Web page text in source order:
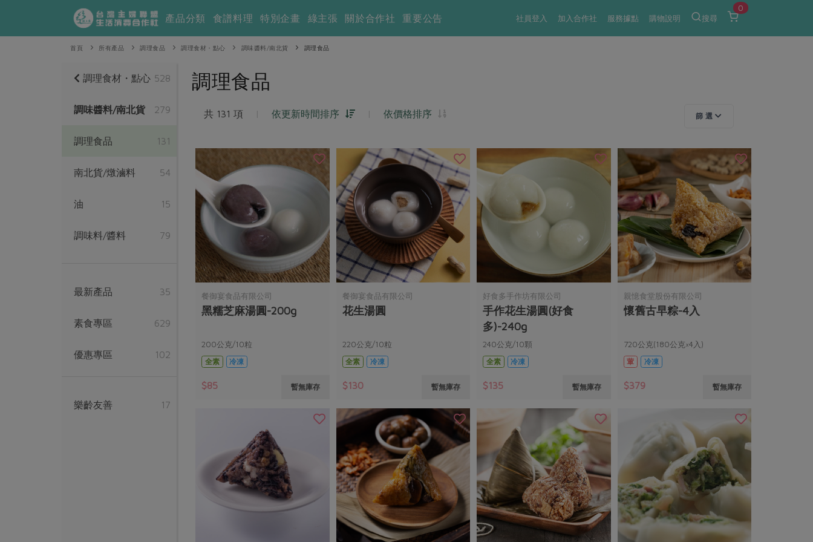
社員登入 加入合作社 服務據點 購物說明 搜尋
0
產品分類 食譜料理 特別企畫 綠主張 關於合作社 重要公告
首頁 所有產品 調理食品 調理食材・點心 調味醬料/南北貨 調理食品
調理食品
共 131 項 | 依更新時間排序 | 依價格排序 篩 選
餐御宴食品有限公司
黑糯芝麻湯圓-200g
200公克/10粒
全素
冷凍
$85 暫無庫存
餐御宴食品有限公司
花生湯圓
220公克/10粒
全素
冷凍
$130 暫無庫存
好食多手作坊有限公司
手作花生湯圓(好食
多)-240g
240公克/10顆
全素
冷凍
$135 暫無庫存
親憶食堂股份有限公司
懷舊古早粽-4入
720公克(180公克×4入)
葷
冷凍
$379 暫無庫存
調理食材・點心 528
調味醬料/南北貨 279
調理食品 131
南北貨/燉滷料 54
油 15
調味料/醬料 79
最新產品 35
素食專區 629
優惠專區 102
樂齡友善 17